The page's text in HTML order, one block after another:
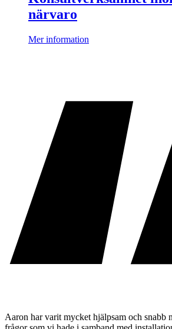
närvaro
Mer information
Aaron har varit mycket hjälpsam och snabb